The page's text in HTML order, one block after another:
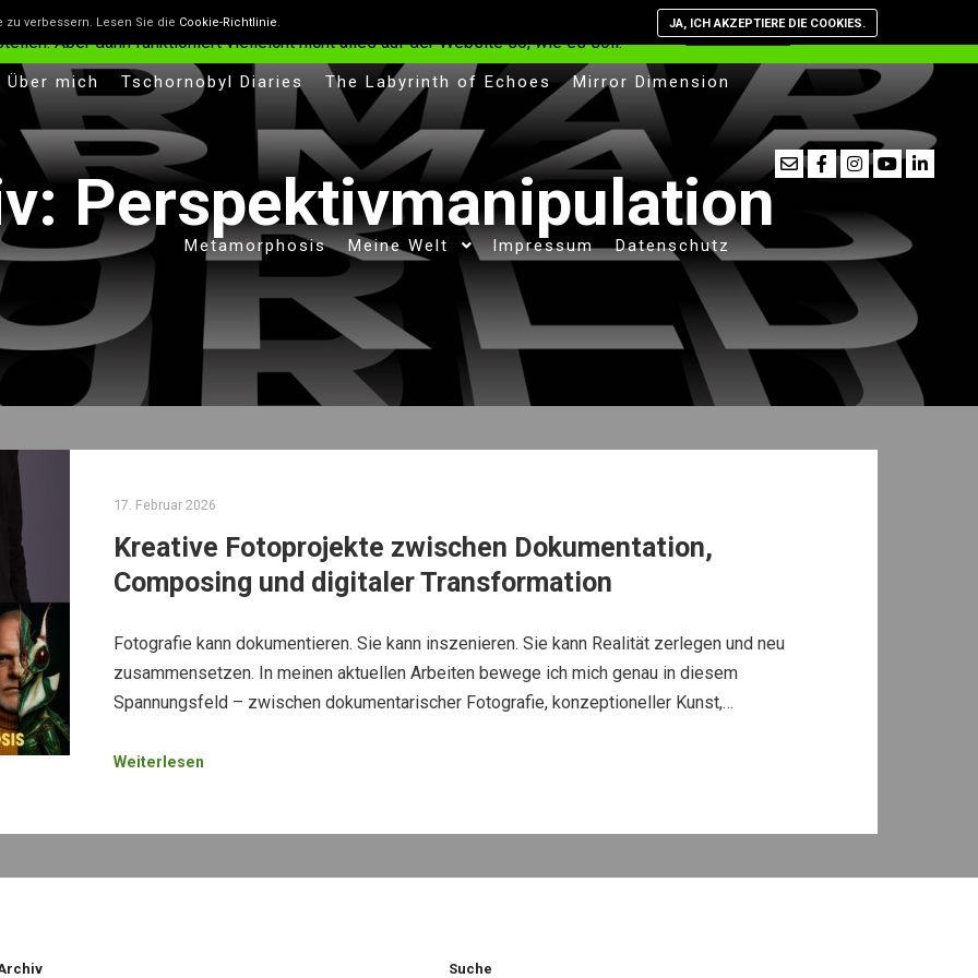
Über mich Tschornobyl Diaries The Labyrinth of Echoes Mirror Dimension
Metamorphosis Meine Welt Impressum Datenschutz
Perspektivmanipulation
17. Februar 2026
Kreative Fotoprojekte zwischen Dokumentation,
Composing und digitaler Transformation
Fotografie kann dokumentieren. Sie kann inszenieren. Sie kann Realität zerlegen und neu
zusammensetzen. In meinen aktuellen Arbeiten bewege ich mich genau in diesem
Spannungsfeld – zwischen dokumentarischer Fotografie, konzeptioneller Kunst,…
Weiterlesen
Suche
zu verbessern. Lesen Sie die Cookie-Richtlinie. JA, ICH AKZEPTIERE DIE COOKIES.
die helfen, die Website besser zu machen. Wenn du nicht willst, dass Cookies
Aber dann funktioniert vielleicht nicht alles auf der Website so, wie es soll.
Verstanden